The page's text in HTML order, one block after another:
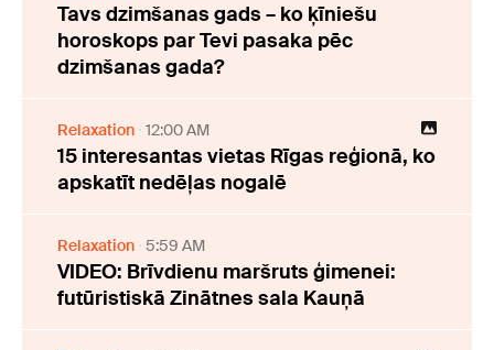
Tavs dzimšanas gads – ko ķīniešu
horoskops par Tevi pasaka pēc
dzimšanas gada?
Relaxation 12:00 AM
15 interesantas vietas Rīgas reģionā, ko
apskatīt nedēļas nogalē
Relaxation 5:59 AM
VIDEO: Brīvdienu maršruts ģimenei:
futūristiskā Zinātnes sala Kauņā